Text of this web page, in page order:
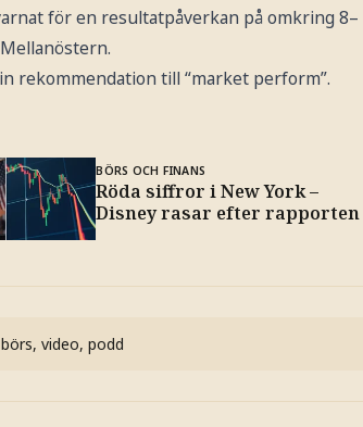
för en resultatpåverkan på omkring 8–
rekommendation till “market perform”.
BÖRS OCH FINANS
Röda siffror i New York –
Disney rasar efter rapporten
video, podd